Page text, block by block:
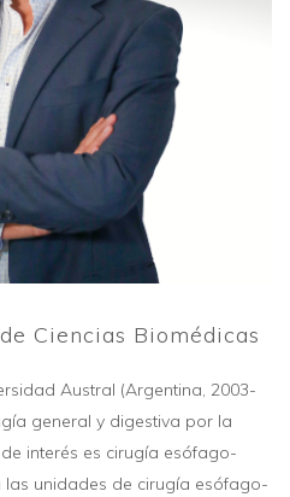
Ciencias Biomédicas
Austral (Argentina, 2003-
general y digestiva por la
interés es cirugía esófago-
unidades de cirugía esófago-